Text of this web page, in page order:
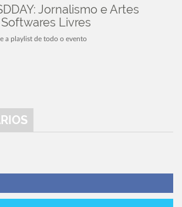
Jornalismo e Artes
Livres
a playlist de todo o evento